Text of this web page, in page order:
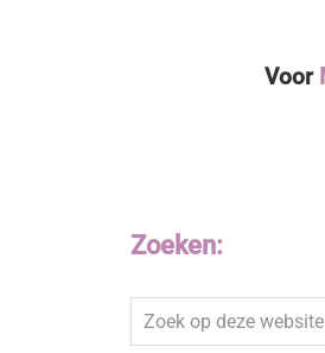
Voor
Zoeken:
Zoek
op